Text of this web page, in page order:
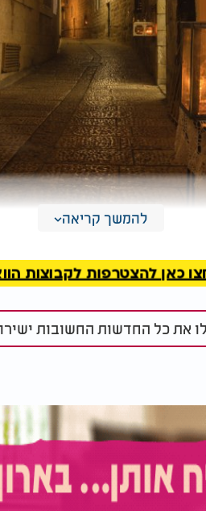
(מידע חשוב ביותר)
להמשך קריאה
להצטרפות לקבוצות
את כל החדשות החשובות